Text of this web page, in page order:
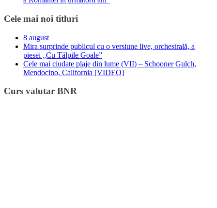
Cele mai noi titluri
8 august
Mira surprinde publicul cu o versiune live, orchestrală, a
piesei „Cu Tălpile Goale”
Cele mai ciudate plaje din lume (VII) – Schooner Gulch,
Mendocino, California [VIDEO]
Curs valutar BNR